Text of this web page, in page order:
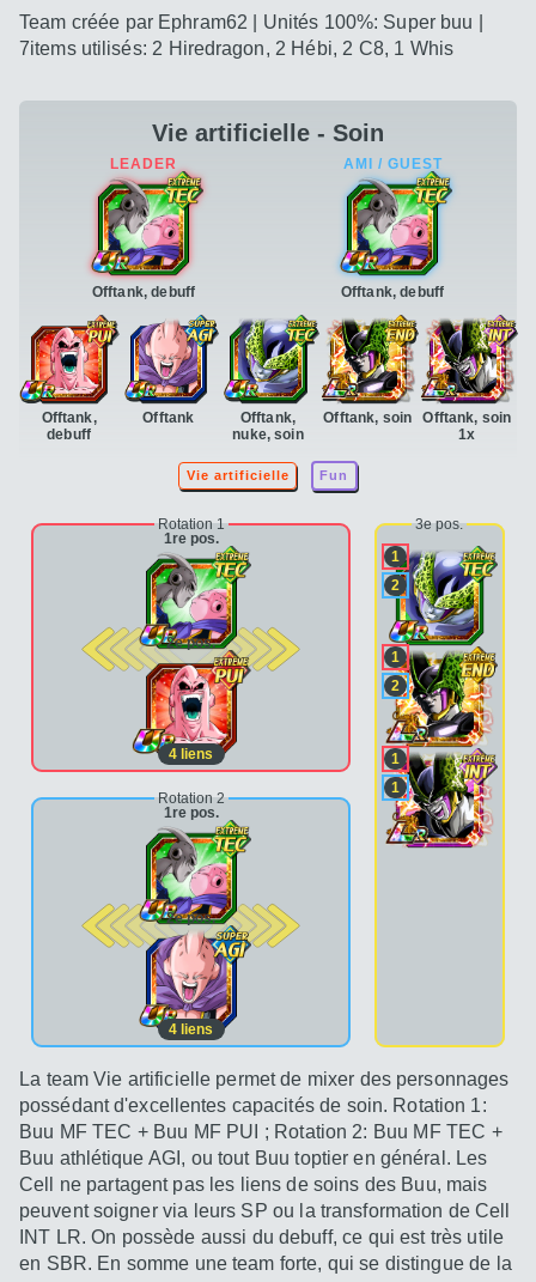
Team créée par Ephram62 | Unités 100%: Super buu |
7items utilisés: 2 Hiredragon, 2 Hébi, 2 C8, 1 Whis
Vie artificielle - Soin
Offtank, debuff
Offtank,
debuff
Offtank
Offtank,
nuke, soin
Offtank, soin
Offtank, soin
1x
Offtank, debuff
Vie artificielle Fun
Rotation 1
1re pos.
2e pos.
4 liens
Rotation 2
1re pos.
2e pos.
4 liens
3e pos.
1
2
1
2
1
1
La team Vie artificielle permet de mixer des personnages
possédant d'excellentes capacités de soin. Rotation 1:
Buu MF TEC + Buu MF PUI ; Rotation 2: Buu MF TEC +
Buu athlétique AGI, ou tout Buu toptier en général. Les
Cell ne partagent pas les liens de soins des Buu, mais
peuvent soigner via leurs SP ou la transformation de Cell
INT LR. On possède aussi du debuff, ce qui est très utile
en SBR. En somme une team forte, qui se distingue de la